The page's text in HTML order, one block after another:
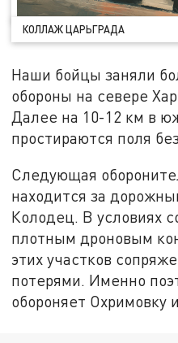
КОЛЛАЖ ЦАРЬГРАДА
Наши бойцы заняли
обороны на севере
Далее на 10-12 км в
простираются поля
Следующая
находится за
Колодец. В условиях
плотным дроновым
этих участков
потерями. Именно
обороняет